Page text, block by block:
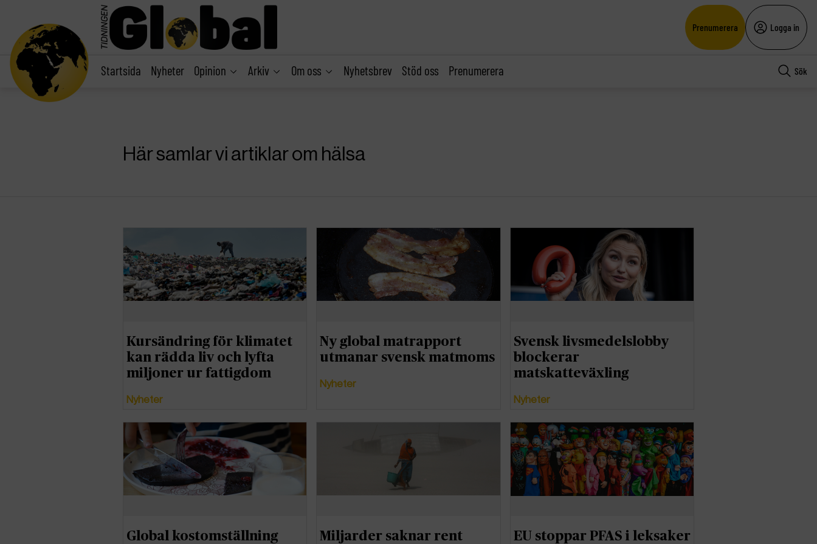
Prenumerera Logga in
Startsida Nyheter Opinion Arkiv Om oss Nyhetsbrev Stöd oss Prenumerera Sök
Här samlar vi artiklar om hälsa
Kursändring för klimatet
kan rädda liv och lyfta
miljoner ur fattigdom
Nyheter
Ny global matrapport
utmanar svensk matmoms
Nyheter
Svensk livsmedelslobby
blockerar
matskatteväxling
Nyheter
Global kostomställning
Miljarder saknar rent
EU stoppar PFAS i leksaker